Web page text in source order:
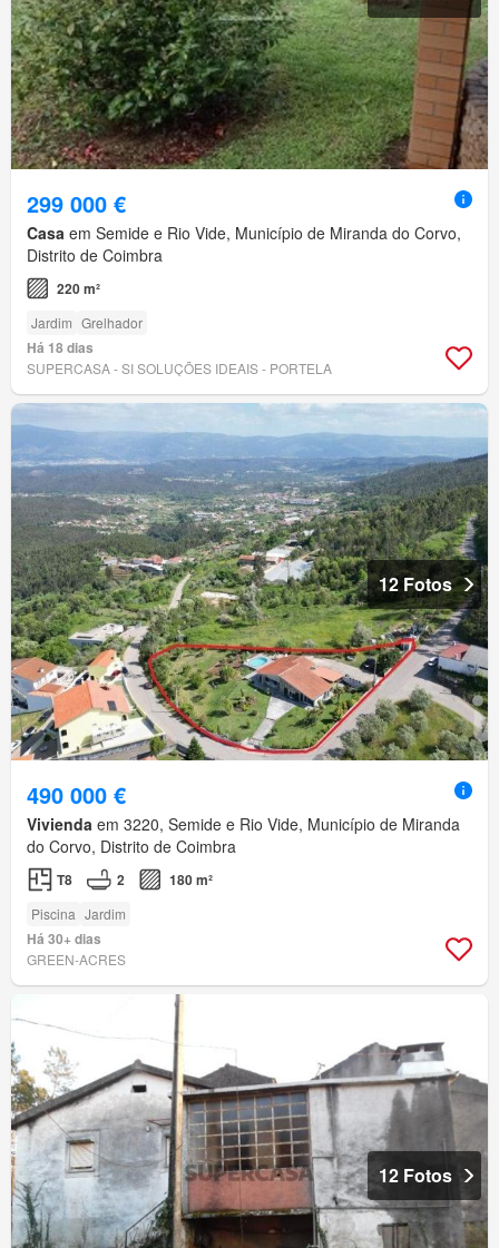
299 000 €
Casa em Semide e Rio Vide, Município de Miranda do Corvo,
Distrito de Coimbra
220 m²
Jardim Grelhador
Há 18 dias
SUPERCASA - SI SOLUÇÕES IDEAIS - PORTELA
12 Fotos
490 000 €
Vivienda em 3220, Semide e Rio Vide, Município de Miranda
do Corvo, Distrito de Coimbra
T8 2 180 m²
Piscina Jardim
Há 30+ dias
GREEN-ACRES
12 Fotos